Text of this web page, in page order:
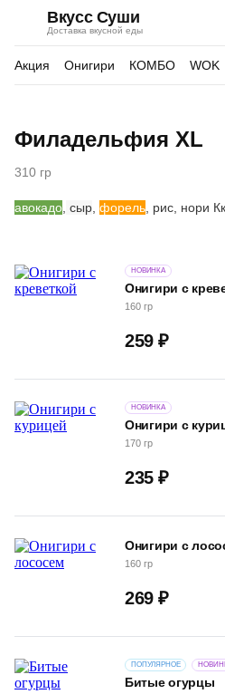
Вкусс Суши
Доставка вкусной еды
Акция Онигири КОМБО WOK
Филадельфия XL
310 гр
авокадо сыр форель , рис, нори
Онигири с
НОВИНКА
160 гр
259 ₽
Онигири с
НОВИНКА
170 гр
235 ₽
Онигири с
160 гр
269 ₽
Битые огурцы
ПОПУЛЯРНОЕ
товара